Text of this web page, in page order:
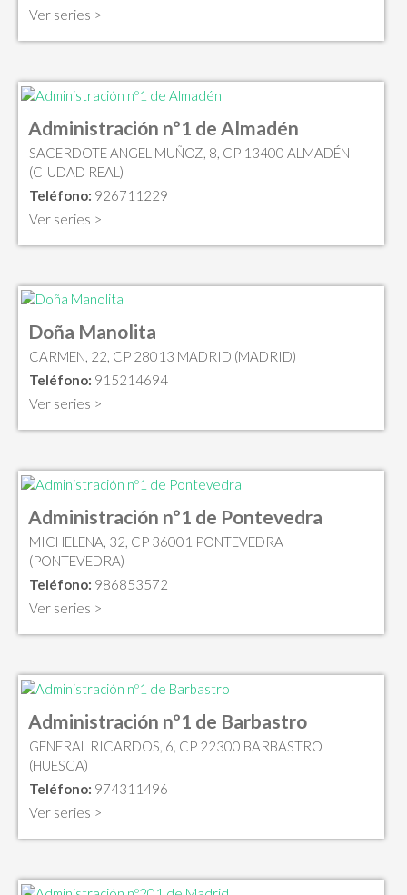
Ver series >
Administración nº1 de Almadén
SACERDOTE ANGEL MUÑOZ, 8, CP 13400 ALMADÉN
(CIUDAD REAL)
Teléfono: 926711229
Ver series >
Doña Manolita
CARMEN, 22, CP 28013 MADRID (MADRID)
Teléfono: 915214694
Ver series >
Administración nº1 de Pontevedra
MICHELENA, 32, CP 36001 PONTEVEDRA
(PONTEVEDRA)
Teléfono: 986853572
Ver series >
Administración nº1 de Barbastro
GENERAL RICARDOS, 6, CP 22300 BARBASTRO
(HUESCA)
Teléfono: 974311496
Ver series >